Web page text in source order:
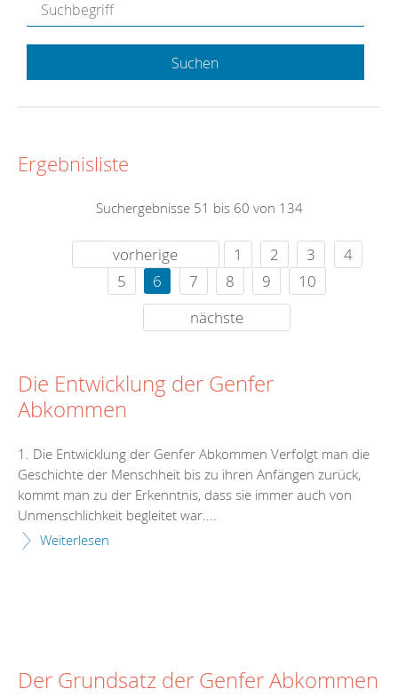
Suchen
Ergebnisliste
Suchergebnisse 51 bis 60 von 134
vorherige 1 2 3
4
5
6 7 8 9
10
nächste
Die Entwicklung der Genfer
Abkommen
1. Die Entwicklung der Genfer Abkommen Verfolgt man die
Geschichte der Menschheit bis zu ihren Anfängen zurück,
kommt man zu der Erkenntnis, dass sie immer auch von
Unmenschlichkeit begleitet war....
Weiterlesen
Der Grundsatz der Genfer Abkommen